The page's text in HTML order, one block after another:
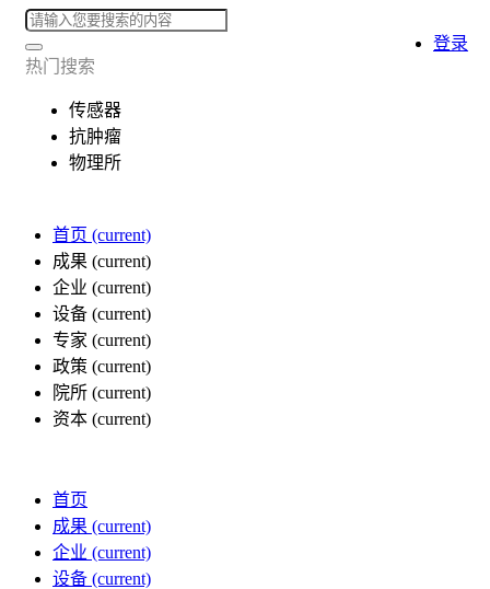
热门搜索
传感器
抗肿瘤
物理所
首页 (current)
成果 (current)
企业 (current)
设备 (current)
专家 (current)
政策 (current)
院所 (current)
资本 (current)
登录
首页
成果 (current)
企业 (current)
设备 (current)